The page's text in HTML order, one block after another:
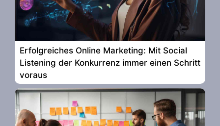
Erfolgreiches Online Marketing: Mit Social
Listening der Konkurrenz immer einen Schritt
voraus